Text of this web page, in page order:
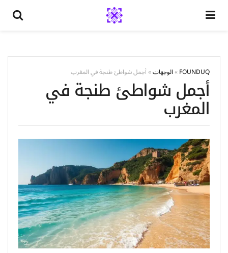
FOUNDUQ
»الوجهات»أجمل شواطئ طنجة في المغرب
أجمل شواطئ طنجة في
المغرب